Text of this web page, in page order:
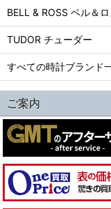
BELL & ROSS ベル＆ロ
TUDOR チューダー
すべての時計ブランド
ご案内